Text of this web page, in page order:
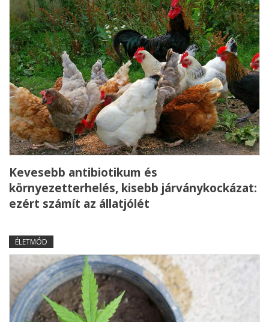
Kevesebb antibiotikum és
környezetterhelés, kisebb járványkockázat:
ezért számít az állatjólét
ÉLETMÓD